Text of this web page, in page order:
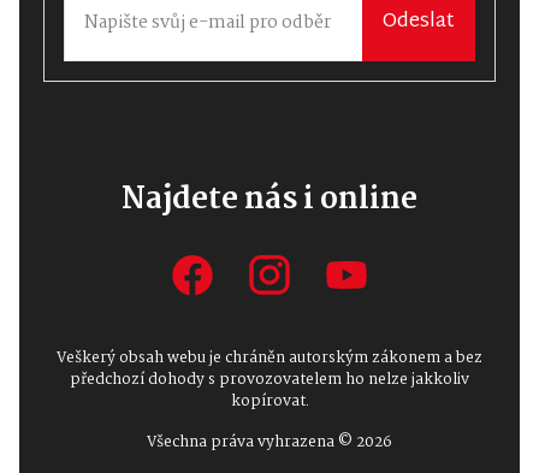
Odeslat
Najdete nás i online
Veškerý obsah webu je chráněn autorským zákonem a bez
předchozí dohody s provozovatelem ho nelze jakkoliv
kopírovat.
Všechna práva vyhrazena © 2026